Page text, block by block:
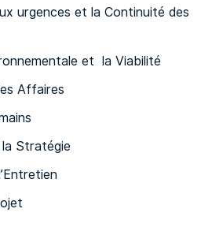
urgences et la Continuité des
et la Viabilité
Affaires
Stratégie